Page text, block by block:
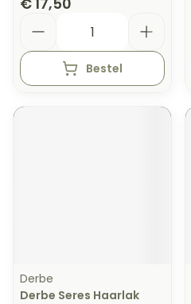
Bestel
Derbe
Derbe Seres Haarlak